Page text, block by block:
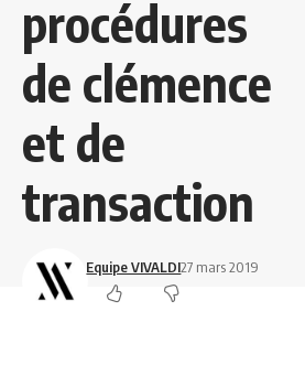
procédures
de clémence
et de
transaction
Equipe VIVALDI27 mars 2019